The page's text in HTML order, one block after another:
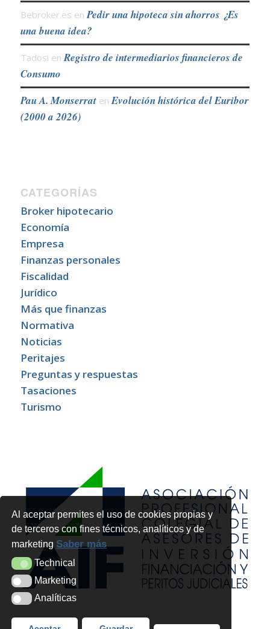
Al aceptar permites el uso de cookies propias y
de terceros con fines técnicos, analíticos y de
marketingSaber más
TechnicalTechnical
MarketingMarketing
AnalíticasAnalíticas
Bebroker.es en Pedir una hipoteca sin ahorros ¿Es
una buena idea?
Tadosi en Registro de intermediarios financieros de
Consumo
Pau A. Monserraten Evolución histórica del Euribor
(2000 a 2026)
CATEGORÍAS
Broker hipotecario
Economía
Empresa
Finanzas personales
Fiscalidad
Jurídico
Más que finanzas
Normativa
Noticias
Peritajes
Preguntas y respuestas
Tasaciones
Turismo